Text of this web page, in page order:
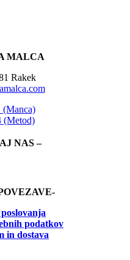
MALCA
Rakek
(Manca)
(Metod)
NAS –
podatkov
in dostava